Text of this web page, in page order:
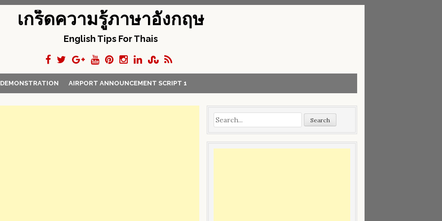
เกร็ดความรู้ภาษาอังกฤษ
English Tips For Thais
AIRPORT ANNOUNCEMENT SCRIPT 1
S
e
a
r